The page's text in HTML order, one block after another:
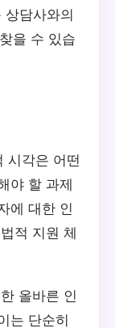
상담사와의
을 수 있습
시각은 어떤
야 할 과제
에 대한 인
적 지원 체
올바른 인
는 단순히